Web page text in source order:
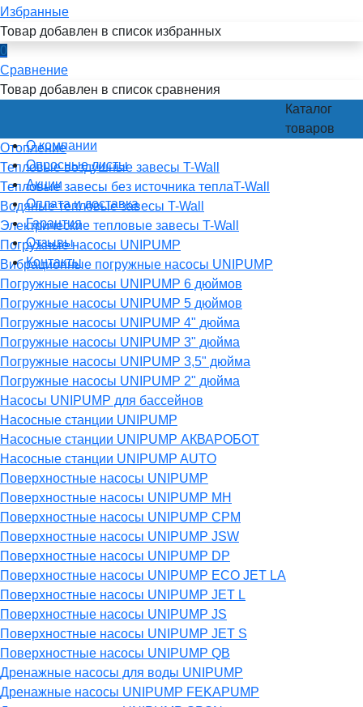
Избранные
Товар добавлен в список избранных
0
Сравнение
Товар добавлен в список сравнения
О компании
Опросные листы
Акции
Оплата и доставка
Гарантия
Отзывы
Контакты
Каталог
товаров
Отопление
Тепловые воздушные завесы T-Wall
Тепловые завесы без источника теплаT-Wall
Водяные тепловые завесы T-Wall
Электрические тепловые завесы T-Wall
Погружные насосы UNIPUMP
Вибрационные погружные насосы UNIPUMP
Погружные насосы UNIPUMP 6 дюймов
Погружные насосы UNIPUMP 5 дюймов
Погружные насосы UNIPUMP 4" дюйма
Погружные насосы UNIPUMP 3" дюйма
Погружные насосы UNIPUMP 3,5" дюйма
Погружные насосы UNIPUMP 2" дюйма
Насосы UNIPUMP для бассейнов
Насосные станции UNIPUMP
Насосные станции UNIPUMP АКВАРОБОТ
Насосные станции UNIPUMP AUTO
Поверхностные насосы UNIPUMP
Поверхностные насосы UNIPUMP MH
Поверхностные насосы UNIPUMP CPM
Поверхностные насосы UNIPUMP JSW
Поверхностные насосы UNIPUMP DP
Поверхностные насосы UNIPUMP ECO JET LA
Поверхностные насосы UNIPUMP JET L
Поверхностные насосы UNIPUMP JS
Поверхностные насосы UNIPUMP JET S
Поверхностные насосы UNIPUMP QB
Дренажные насосы для воды UNIPUMP
Дренажные насосы UNIPUMP FEKAPUMP